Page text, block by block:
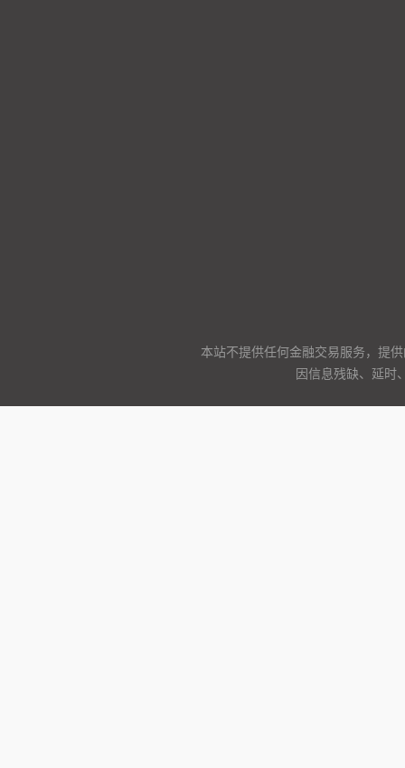
本站不提供任何金融交易服务，提
因信息残缺、延时